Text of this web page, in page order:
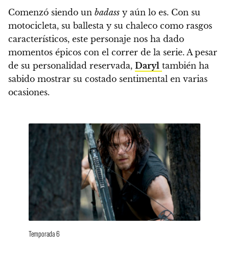
Comenzó siendo un badass y aún lo es. Con su
motocicleta, su ballesta y su chaleco como rasgos
característicos, este personaje nos ha dado
momentos épicos con el correr de la serie. A pesar
de su personalidad reservada, Daryl también ha
sabido mostrar su costado sentimental en varias
ocasiones.
Temporada 6